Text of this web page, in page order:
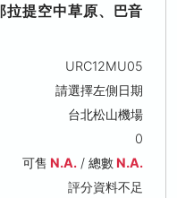
拉提空中草原、巴音
URC12MU05
請選擇左側日期
台北松山機場
0
可售 N.A./ 總數N.A.
評分資料不足